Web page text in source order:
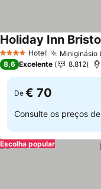
4 EstrelasHotel Miniginásio
Holiday Inn
8,6 Excelente 8.812
De € 70
Consulte os preços de
Escolha popular